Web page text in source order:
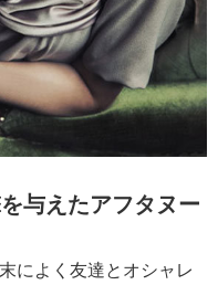
与えたアフタヌー
によく友達とオシャレ